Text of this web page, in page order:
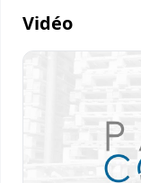
Vidéo